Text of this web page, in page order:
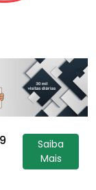
Saiba
Mais